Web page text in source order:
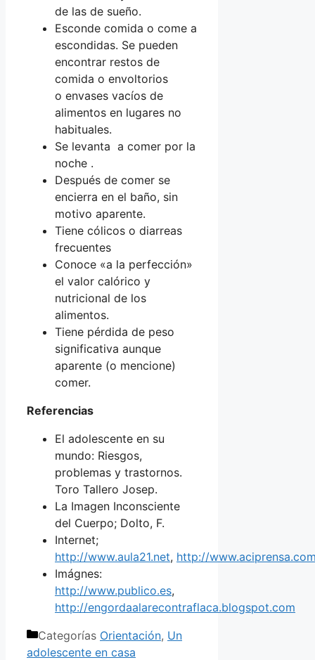
de las de sueño.
Esconde comida o come a
escondidas. Se pueden
encontrar restos de
comida o envoltorios
o envases vacíos de
alimentos en lugares no
habituales.
Se levanta a comer por la
noche .
Después de comer se
encierra en el baño, sin
motivo aparente.
Tiene cólicos o diarreas
frecuentes
Conoce «a la perfección»
el valor calórico y
nutricional de los
alimentos.
Tiene pérdida de peso
significativa aunque
aparente (o mencione)
comer.
Referencias
El adolescente en su
mundo: Riesgos,
problemas y trastornos.
Toro Tallero Josep.
La Imagen Inconsciente
del Cuerpo; Dolto, F.
Internet;
http://www.aula21.net, http://
Imágnes:
http://www.publico.es,
http://engordaalarecontraflaca.blogspot.com
Categorías Orientación, Un
adolescente en casa